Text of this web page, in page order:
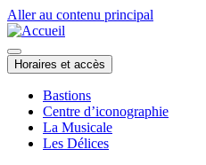
Aller au contenu principal
Horaires et accès
Bastions
Centre d’iconographie
La Musicale
Les Délices